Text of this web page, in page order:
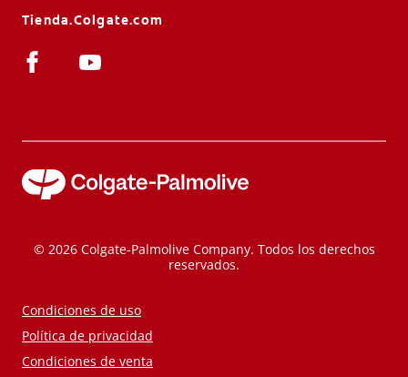
Tienda.Colgate.com
© 2026 Colgate-Palmolive Company. Todos los derechos
reservados.
Condiciones de uso
Política de privacidad
Condiciones de venta